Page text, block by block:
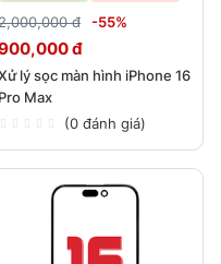
đ -55%
đ
lý sọc màn hình iPhone 16
Pro Max
(0 đánh giá)